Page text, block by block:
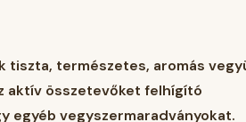
tiszta, természetes, aromás
aktív összetevőket felhígító
egyéb vegyszermaradványokat.